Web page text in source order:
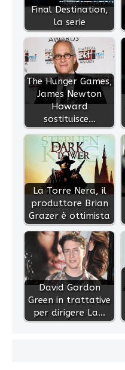
Final Destination,
la serie
The Hunger Games,
James Newton
Howard
sostituisce…
La Torre Nera, il
produttore Brian
Grazer è ottimista
David Gordon
Green in trattative
per dirigere La…